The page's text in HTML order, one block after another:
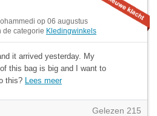
op 06 augustus
de categorie Kledingwinkels
it arrived yesterday. My
this bag is big and I want to
this? Lees meer
Gelezen 215